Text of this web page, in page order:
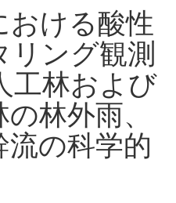
おける酸性
リング観測
工林および
林外雨、
の科学的